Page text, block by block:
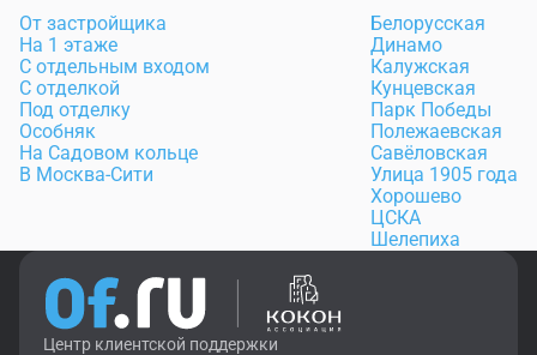
От застройщика
На 1 этаже
С отдельным входом
С отделкой
Под отделку
Особняк
На Садовом кольце
В Москва-Сити
Белорусская
Динамо
Калужская
Кунцевская
Парк Победы
Полежаевская
Савёловская
Улица 1905 года
Хорошево
ЦСКА
Шелепиха
Центр клиентской поддержки